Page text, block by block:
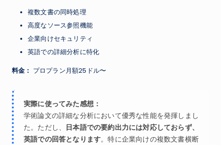
複数文書の同時処理
高度なソース参照機能
企業向けセキュリティ
英語での詳細分析に特化
料金： プロプラン月額25ドル〜
実際に使ってみた感想：
学術論文の詳細な分析において優秀な性能を発揮しまし
た。ただし、 日本語での要約出力には対応しておらず、
英語での回答となります。特に企業向けの複数文書横断